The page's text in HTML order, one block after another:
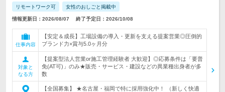
リモートワーク可 女性のおしごと掲載中
情報更新日：2026/08/07 終了予定日：2026/10/08
仕事内容
【安定＆成長】工場設備の導入・更新を支える提案営業◎圧倒的
ブランド力×賞与5.0ヶ月分
対象と
なる方
【提案型法人営業or施工管理経験者 大歓迎】◎応募条件は「要普
免(AT可)」のみ★販売・サービス・建設などの異業種出身者が多
数
【全国募集】 ★名古屋・福岡で特に採用強化中！ （新しく快適